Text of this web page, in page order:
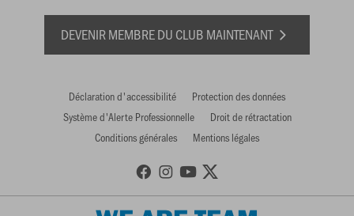
DEVENIR MEMBRE DU CLUB MAINTENANT
Déclaration d'accessibilité
Protection des données
Système d'Alerte Professionnelle
Droit de rétractation
Conditions générales
Mentions légales